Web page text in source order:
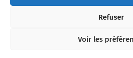
Refuser
Voir les
Instagram